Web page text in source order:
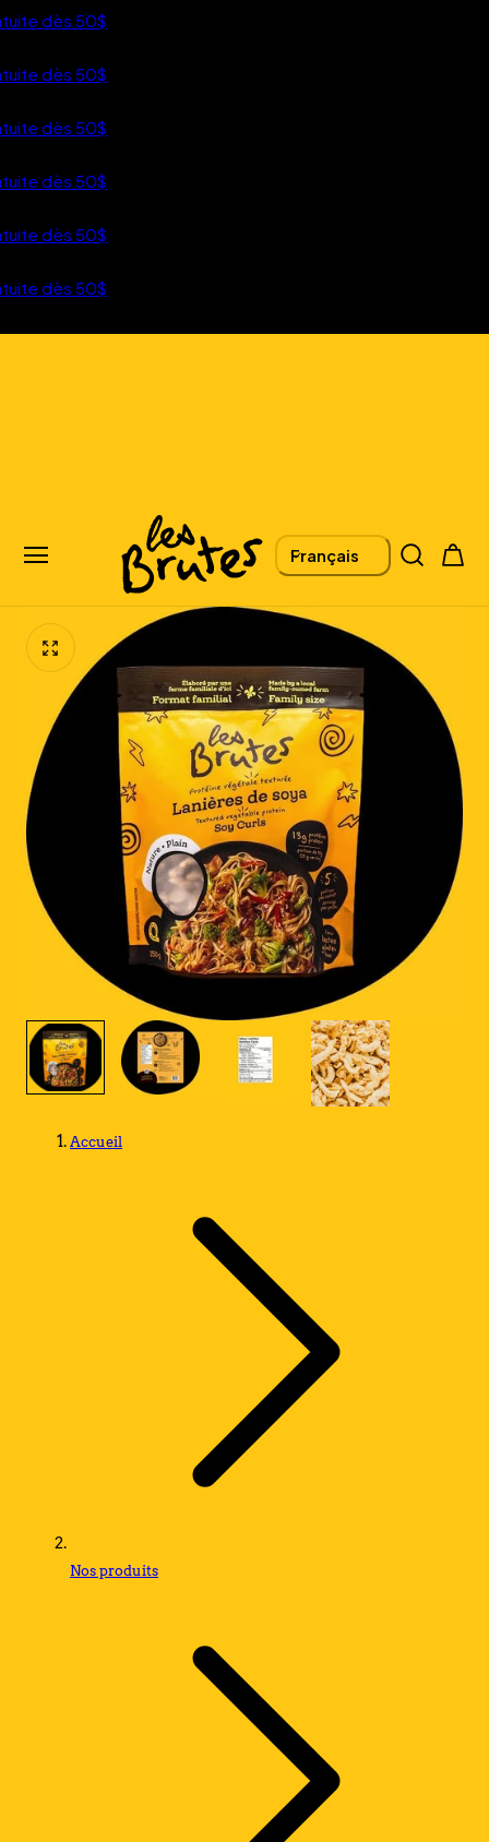
AU CONTENU
dès 50$
dès 50$
dès 50$
dès 50$
dès 50$
dès 50$
L
A
N
G
U
E
Français Panier
Accueil
Nos produits